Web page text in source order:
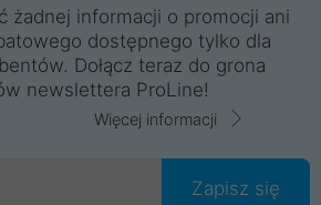
żadnej informacji o promocji ani
dostępnego tylko dla
Dołącz teraz do grona
newslettera ProLine!
Więcej informacji
Zapisz się